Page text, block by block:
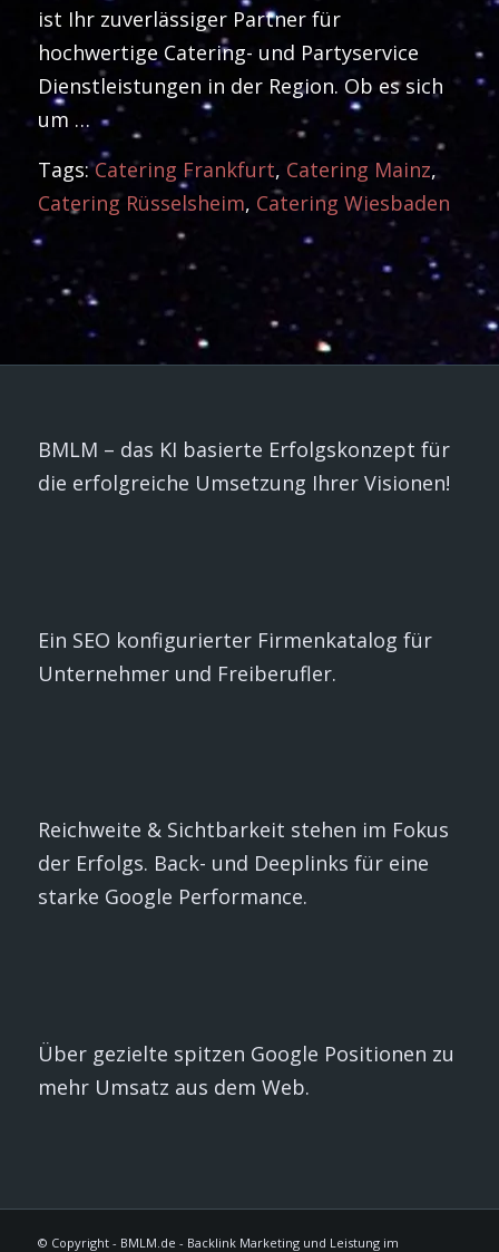
ist Ihr zuverlässiger Partner für
hochwertige Catering- und Partyservice
Dienstleistungen in der Region. Ob es sich
um …
Tags:Catering Frankfurt, Catering Mainz,
Catering Rüsselsheim, Catering Wiesbaden
BMLM – das KI basierte Erfolgskonzept für
die erfolgreiche Umsetzung Ihrer Visionen!
Ein SEO konfigurierter Firmenkatalog für
Unternehmer und Freiberufler.
Reichweite & Sichtbarkeit stehen im Fokus
der Erfolgs. Back- und Deeplinks für eine
starke Google Performance.
Über gezielte spitzen Google Positionen zu
mehr Umsatz aus dem Web.
© Copyright - BMLM.de - Backlink Marketing und Leistung im